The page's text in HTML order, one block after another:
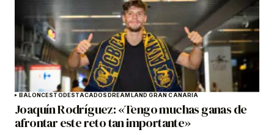
BALONCESTODESTACADOSDREAMLAND GRAN CANARIA
Joaquín Rodríguez: «Tengo muchas ganas de
afrontar este reto tan importante»